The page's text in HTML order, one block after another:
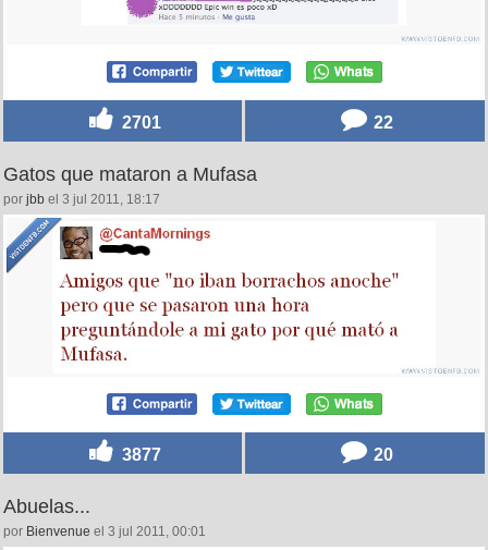
2701 22
Gatos que mataron a Mufasa
por jbb el 3 jul 2011, 18:17
3877 20
Abuelas...
por Bienvenue el 3 jul 2011, 00:01